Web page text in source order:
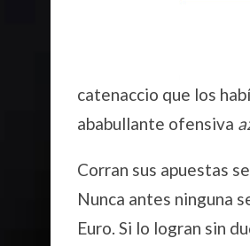
catenaccio que los
ababullante ofensiva
Corran sus apuestas
Nunca antes ninguna
Euro. Si lo logran sin